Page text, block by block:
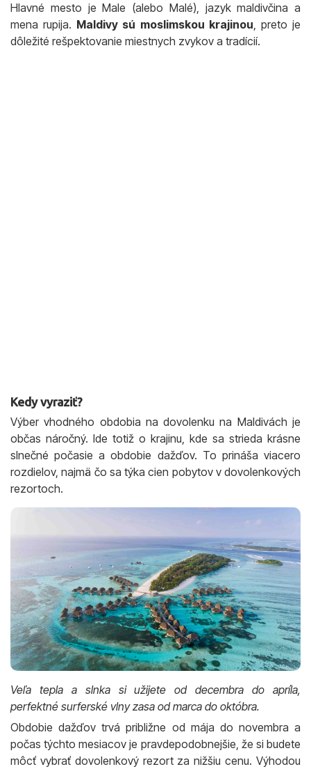
Hlavné mesto je Male (alebo Malé), jazyk maldivčina a
mena rupija. Maldivy sú moslimskou krajinou, preto je
dôležité rešpektovanie miestnych zvykov a tradícií.
Kedy vyraziť?
Výber vhodného obdobia na dovolenku na Maldivách je
občas náročný. Ide totiž o krajinu, kde sa strieda krásne
slnečné počasie a obdobie dažďov. To prináša viacero
rozdielov, najmä čo sa týka cien pobytov v dovolenkových
rezortoch.
Veľa tepla a slnka si užijete od decembra do apríla,
perfektné surferské vlny zasa od marca do októbra.
Obdobie dažďov trvá približne od mája do novembra a
počas týchto mesiacov je pravdepodobnejšie, že si budete
môcť vybrať dovolenkový rezort za nižšiu cenu. Výhodou